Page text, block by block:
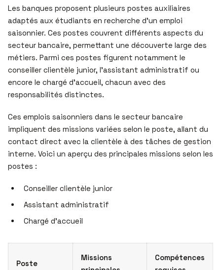
Les banques proposent plusieurs postes auxiliaires
adaptés aux étudiants en recherche d’un emploi
saisonnier. Ces postes couvrent différents aspects du
secteur bancaire, permettant une découverte large des
métiers. Parmi ces postes figurent notamment le
conseiller clientèle junior, l’assistant administratif ou
encore le chargé d’accueil, chacun avec des
responsabilités distinctes.
Ces emplois saisonniers dans le secteur bancaire
impliquent des missions variées selon le poste, allant du
contact direct avec la clientèle à des tâches de gestion
interne. Voici un aperçu des principales missions selon les
postes :
Conseiller clientèle junior
Assistant administratif
Chargé d’accueil
Poste
Missions
Compétences